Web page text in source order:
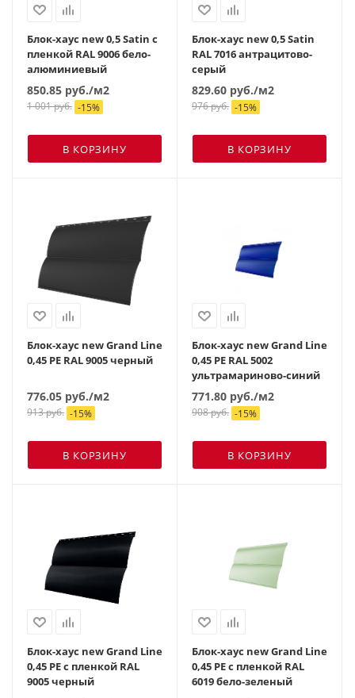
Блок-хаус new 0,5 Satin с
пленкой RAL 9006 бело-
алюминиевый
850.85 руб./м2
1 001руб. -15%
В КОРЗИНУ
Блок-хаус new 0,5 Satin
RAL 7016 антрацитово-
серый
829.60 руб./м2
976руб. -15%
В КОРЗИНУ
Блок-хаус new Grand Line
0,45 PE RAL 9005 черный
776.05 руб./м2
913руб. -15%
В КОРЗИНУ
Блок-хаус new Grand Line
0,45 PE RAL 5002
ультрамариново-синий
771.80 руб./м2
908руб. -15%
В КОРЗИНУ
Блок-хаус new Grand Line
0,45 PE с пленкой RAL
9005 черный
Блок-хаус new Grand Line
0,45 PE с пленкой RAL
6019 бело-зеленый